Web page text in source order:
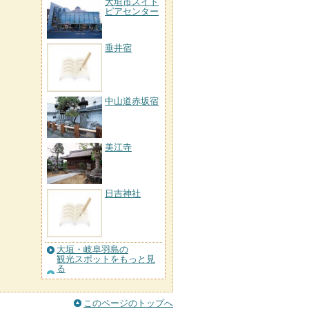
ピアセンター
垂井宿
中山道赤坂宿
美江寺
日吉神社
大垣・岐阜羽島の
観光スポットをもっと見
る
このページのトップへ